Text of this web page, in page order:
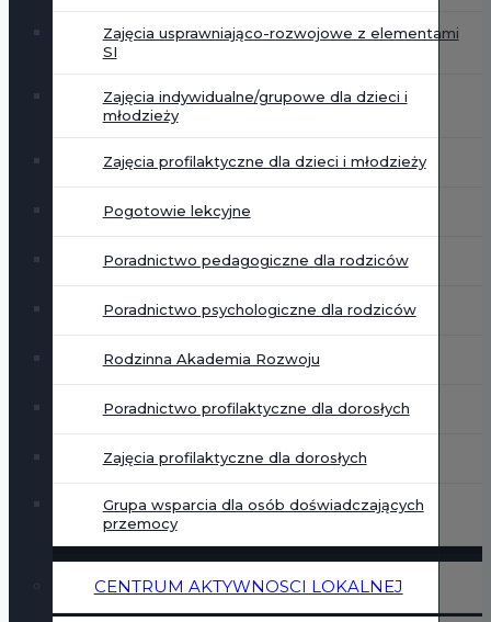
Zajęcia usprawniająco-rozwojowe z elementami
SI
Zajęcia indywidualne/grupowe dla dzieci i
młodzieży
Zajęcia profilaktyczne dla dzieci i młodzieży
Pogotowie lekcyjne
Poradnictwo pedagogiczne dla rodziców
Poradnictwo psychologiczne dla rodziców
Rodzinna Akademia Rozwoju
Poradnictwo profilaktyczne dla dorosłych
Zajęcia profilaktyczne dla dorosłych
Grupa wsparcia dla osób doświadczających
przemocy
CENTRUM AKTYWNOSCI LOKALNEJ